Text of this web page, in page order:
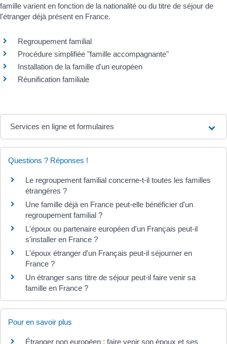
famille varient en fonction de la nationalité ou du titre de séjour de
l'étranger déjà présent en France.
Regroupement familial
Procédure simplifiée "famille accompagnante"
Installation de la famille d'un européen
Réunification familiale
Services en ligne et formulaires
Questions ? Réponses !
Le regroupement familial concerne-t-il toutes les familles
étrangères ?
Une famille déjà en France peut-elle bénéficier d'un
regroupement familial ?
L'époux ou partenaire européen d'un Français peut-il
s'installer en France ?
L'époux étranger d'un Français peut-il séjourner en
France ?
Un étranger sans titre de séjour peut-il faire venir sa
famille en France ?
Pour en savoir plus
Étranger non européen : faire venir son époux et ses